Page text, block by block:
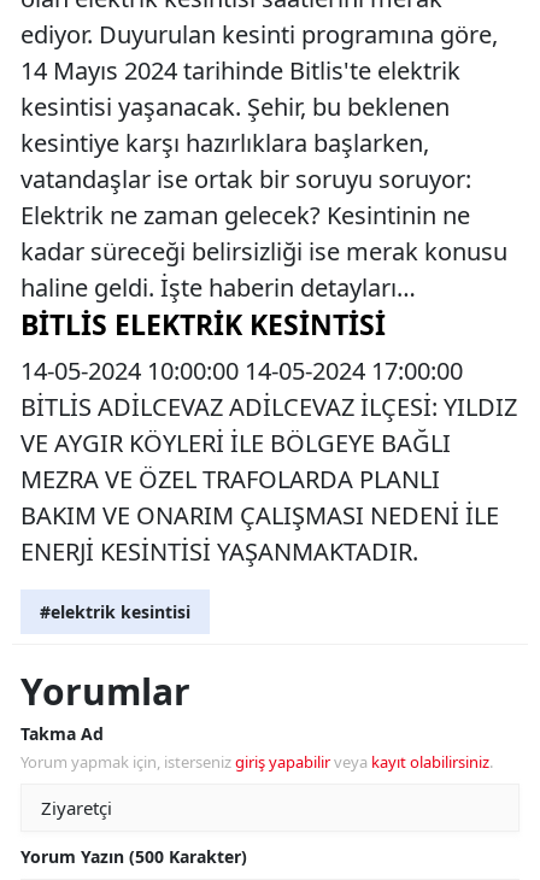
ediyor. Duyurulan kesinti programına göre,
14 Mayıs 2024 tarihinde Bitlis'te elektrik
kesintisi yaşanacak. Şehir, bu beklenen
kesintiye karşı hazırlıklara başlarken,
vatandaşlar ise ortak bir soruyu soruyor:
Elektrik ne zaman gelecek? Kesintinin ne
kadar süreceği belirsizliği ise merak konusu
haline geldi. İşte haberin detayları…
BITLIS ELEKTRIK KESINTISI
14-05-2024 10:00:00 14-05-2024 17:00:00
BİTLİS ADİLCEVAZ ADİLCEVAZ İLÇESİ: YILDIZ
VE AYGIR KÖYLERİ İLE BÖLGEYE BAĞLI
MEZRA VE ÖZEL TRAFOLARDA PLANLI
BAKIM VE ONARIM ÇALIŞMASI NEDENİ İLE
ENERJİ KESİNTİSİ YAŞANMAKTADIR.
#elektrik kesintisi
Yorumlar
Takma Ad
Yorum yapmak için, istersenizgiriş yapabilirveya kayıt olabilirsiniz.
Yorum Yazın (500 Karakter)